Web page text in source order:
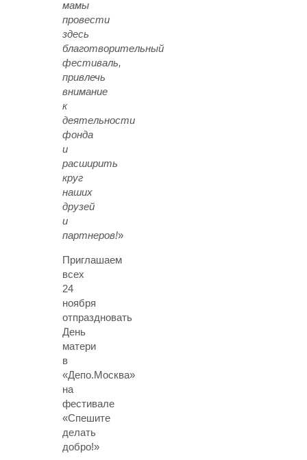
мамы
провести
здесь
благотворительный
фестиваль,
привлечь
внимание
к
деятельности
фонда
и
расширить
круг
наших
друзей
и
партнеров!»
Приглашаем
всех
24
ноября
отпраздновать
День
матери
в
«Депо.Москва»
на
фестивале
«Спешите
делать
добро!»